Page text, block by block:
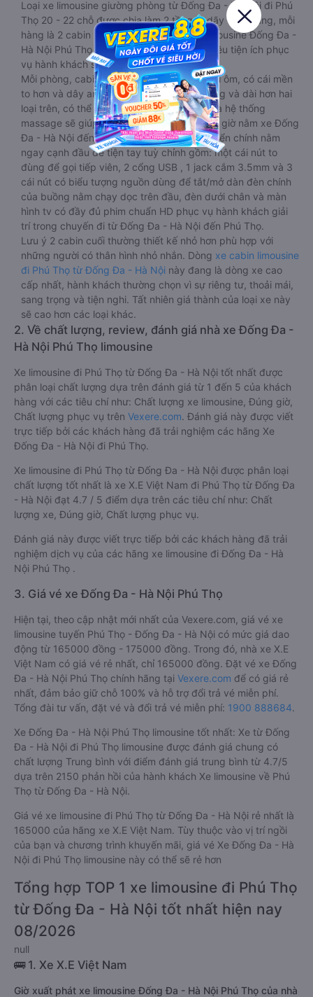
Loại xe limousine giường phòng từ Đống Đa - Hà Nội đi Phú
Thọ 20 - 22 chỗ được chia làm 2 tầng, 2 dãy và 6 hàng, mỗi
hàng là 2 cabin riêng biệt. Trong mỗi xe limousine Đống Đa -
Hà Nội Phú Thọ cabin được trang bị rất nhiều tiện ích phục
vụ hành khách suốt hành trình.
Mỗi phòng, cabin đều có gối nằm rời, có gối ôm, có cái mền
to hơn và dây an toàn seat belt. Giường rộng và dài hơn hai
loại trên, có thể lăn lộn thoải mái. Đặc biệt là hệ thống
massage sẽ giúp bạn thư giãn trong những giờ nằm xe Đống
Đa - Hà Nội đến Phú Thọ dài. Bảng điều khiển chính nằm
ngay cạnh đầu để tiện tay tuỳ chỉnh gồm: một cái nút to
đùng để gọi tiếp viên, 2 cổng USB , 1 jack cắm 3.5mm và 3
cái nút có biểu tượng nguồn dùng để tắt/mở dàn đèn chính
của buồng nằm chạy dọc trên đầu, đèn dưới chân và màn
hình tv có đầy đủ phim chuẩn HD phục vụ hành khách giải
trí trong chuyến đi từ Đống Đa - Hà Nội đến Phú Thọ.
Lưu ý 2 cabin cuối thường thiết kế nhỏ hơn phù hợp với
những người có thân hình nhỏ nhắn. Dòng xe cabin limousine
đi Phú Thọ từ Đống Đa - Hà Nội này đang là dòng xe cao
cấp nhất, hành khách thường chọn vì sự riêng tư, thoải mái,
sang trọng và tiện nghi. Tất nhiên giá thành của loại xe này
sẽ cao hơn các loại khác.
2. Về chất lượng, review, đánh giá nhà xe Đống Đa -
Hà Nội Phú Thọ limousine
Xe limousine đi Phú Thọ từ Đống Đa - Hà Nội tốt nhất được
phân loại chất lượng dựa trên đánh giá từ 1 đến 5 của khách
hàng với các tiêu chí như: Chất lượng xe limousine, Đúng giờ,
Chất lượng phục vụ trên Vexere.com. Đánh giá này được viết
trực tiếp bởi các khách hàng đã trải nghiệm các hãng Xe
Đống Đa - Hà Nội đi Phú Thọ.
Xe limousine đi Phú Thọ từ Đống Đa - Hà Nội được phân loại
chất lượng tốt nhất là xe X.E Việt Nam đi Phú Thọ từ Đống Đa
- Hà Nội đạt 4.7 / 5 điểm dựa trên các tiêu chí như: Chất
lượng xe, Đúng giờ, Chất lượng phục vụ.
Đánh giá này được viết trực tiếp bởi các khách hàng đã trải
nghiệm dịch vụ của các hãng xe limousine đi Đống Đa - Hà
Nội Phú Thọ .
3. Giá vé xe Đống Đa - Hà Nội Phú Thọ
Hiện tại, theo cập nhật mới nhất của Vexere.com, giá vé xe
limousine tuyến Phú Thọ - Đống Đa - Hà Nội có mức giá dao
động từ 165000 đồng - 175000 đồng. Trong đó, nhà xe X.E
Việt Nam có giá vé rẻ nhất, chỉ 165000 đồng. Đặt vé xe Đống
Đa - Hà Nội Phú Thọ chính hãng tại Vexere.com để có giá rẻ
nhất, đảm bảo giữ chỗ 100% và hỗ trợ đổi trả vé miễn phí.
Tổng đài tư vấn, đặt vé và đổi trả vé miễn phí: 1900 888684.
Xe Đống Đa - Hà Nội Phú Thọ limousine tốt nhất: Xe từ Đống
Đa - Hà Nội đi Phú Thọ limousine được đánh giá chung có
chất lượng Trung bình với điểm đánh giá trung bình từ 4.7/5
dựa trên 2150 phản hồi của hành khách Xe limousine về Phú
Thọ từ Đống Đa - Hà Nội.
Giá vé xe limousine đi Phú Thọ từ Đống Đa - Hà Nội rẻ nhất là
165000 của hãng xe X.E Việt Nam. Tùy thuộc vào vị trí ngồi
của bạn và chương trình khuyến mãi, giá vé Xe Đống Đa - Hà
Nội đi Phú Thọ limousine này có thể sẽ rẻ hơn
Tổng hợp TOP 1 xe limousine đi Phú Thọ
từ Đống Đa - Hà Nội tốt nhất hiện nay
08/2026
null
🚌 1. Xe X.E Việt Nam
Giờ xuất phát xe limousine Đống Đa - Hà Nội Phú Thọ của nhà